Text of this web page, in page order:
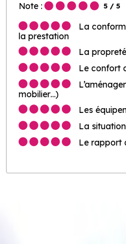
Note :
5 / 5
La
la prestation
La
Le confort
mobilier…)
Les
La
Le rapport